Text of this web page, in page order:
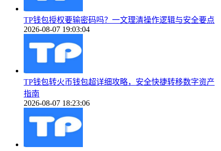
TP钱包授权要输密码吗？一文理清操作逻辑与安全要点
2026-08-07 19:03:04
TP钱包转火币钱包超详细攻略，安全快捷转移数字资产
指南
2026-08-07 18:23:06